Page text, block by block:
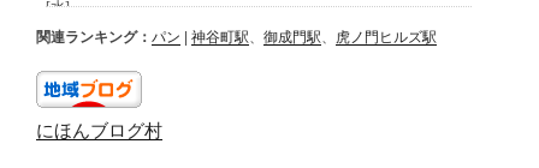
関連ランキング： パン 神谷町駅、 御成門駅、 虎ノ門ヒルズ駅
にほんブログ村